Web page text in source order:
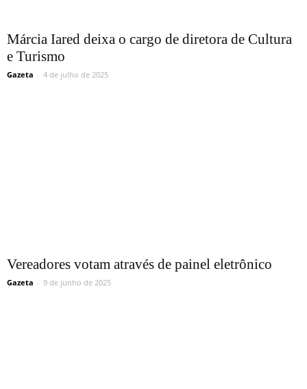
Márcia Iared deixa o cargo de diretora de Cultura
e Turismo
Gazeta - 4 de julho de 2025
Vereadores votam através de painel eletrônico
Gazeta - 9 de junho de 2025